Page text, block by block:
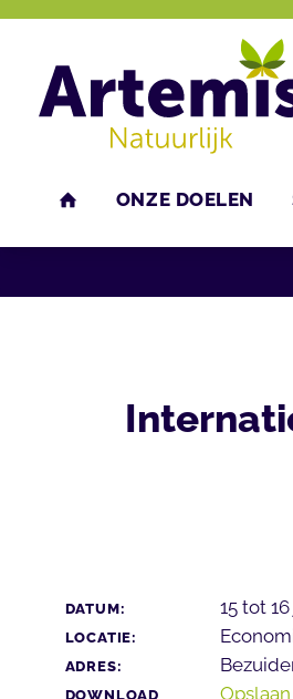
ONZE DOELEN
U bent hier: Home Agenda
DATUM: 15 tot
LOCATIE:
ADRES:
DOWNLOAD